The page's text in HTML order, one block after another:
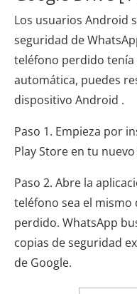
Los usuarios Android
seguridad de
teléfono perdido tenía
automática, puedes
dispositivo Android .
Paso 1. Empieza por
Play Store en tu
Paso 2. Abre la
teléfono sea el mismo
perdido. WhatsApp
copias de seguridad
de Google.